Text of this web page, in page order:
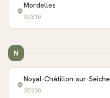
Mordelles
35310
N
Noyal-Châtillon-sur-Seiche
35230